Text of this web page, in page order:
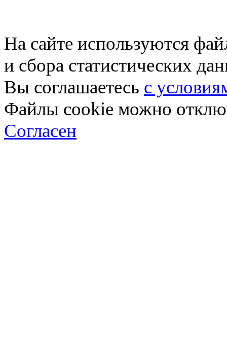
На сайте используются
и сбора статистических
Вы соглашаетесь с
Файлы cookie можно
Согласен